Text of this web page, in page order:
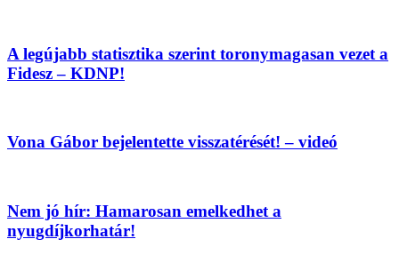
A legújabb statisztika szerint toronymagasan vezet a
Fidesz – KDNP!
Vona Gábor bejelentette visszatérését! – videó
Nem jó hír: Hamarosan emelkedhet a
nyugdíjkorhatár!